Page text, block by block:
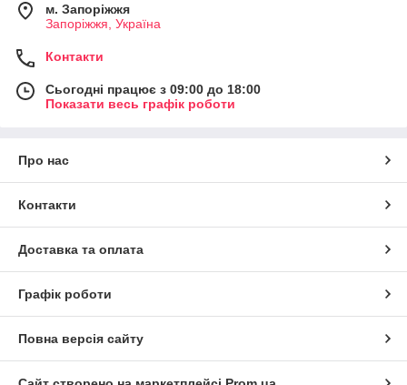
м. Запоріжжя
Запоріжжя, Україна
Контакти
Сьогодні працює з 09:00 до 18:00
Показати весь графік роботи
Про нас
Контакти
Доставка та оплата
Графік роботи
Повна версія сайту